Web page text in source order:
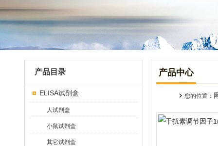
产品目录
ELISA试剂盒
人试剂盒
小鼠试剂盒
其它试剂盒
产品中心
您的位置：